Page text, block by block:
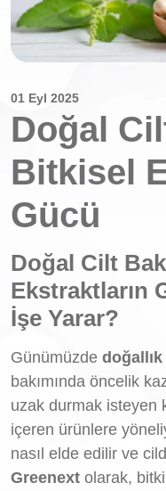
01 Eyl 2025
Doğal
Bitkisel
Gücü
Doğal Cilt
Ekstraktların
İşe Yarar?
Günümüzde doğallık
bakımında öncelik
uzak durmak isteyen
içeren ürünlere
nasıl elde edilir ve
Greenext olarak,